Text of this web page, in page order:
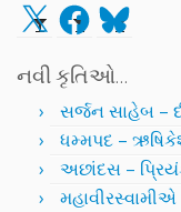
X Facebook
Bluesky
નવી કૃતિઓ…
સર્જન સાહેબ –
ધમ્મપદ –
અછાંદસ –